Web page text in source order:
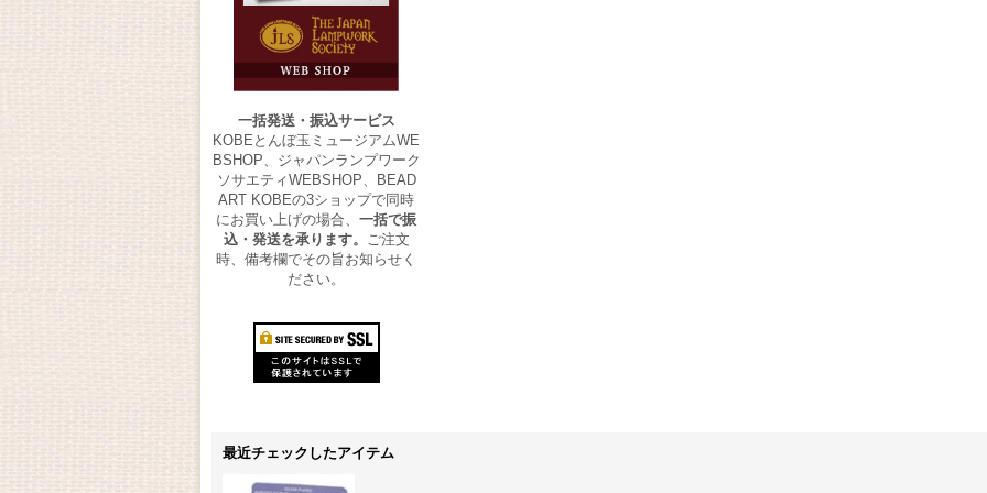
一括発送・振込サービス
KOBEとんぼ玉ミュージアムWE
BSHOP、ジャパンランプワーク
ソサエティWEBSHOP、BEAD
ART KOBEの3ショップで同時
にお買い上げの場合、 一括で振
込・発送を承ります。 ご注文
時、備考欄でその旨お知らせく
ださい。
最近チェックしたアイテム